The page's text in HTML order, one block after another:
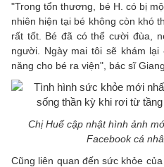
"Trong tổn thương, bé H. có bị
nhiên hiện tại bé không còn khó
rất tốt. Bé đã có thể cười đùa,
người. Ngày mai tôi sẽ khám
năng cho bé ra viện", bác sĩ
Chị Huế cập nhật hình ảnh
Facebook cá
Cũng liên quan đến sức khỏe